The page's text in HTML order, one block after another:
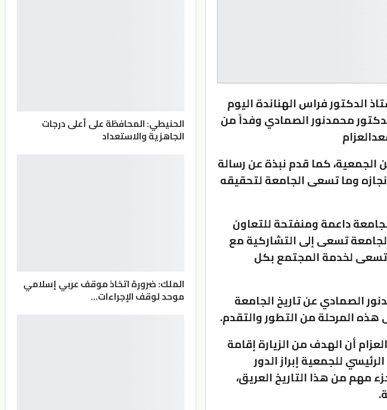
الدكتور فراس الهناندة اليوم
محمدنور الصمادي وفداً من
الجمعية، كما قدم نبذة عن رسالة
وما تسعى الجامعة لتحقيقه
داعمة ومنفتحة للتعاون
تسعى إلى التشاركية مع
تسعى لخدمة المجتمع بكل
الصمادي عن تاريخ الجامعة
المرحلة من التطور والتقدم.
أن الهدف من الزيارة إقامة
للجمعية إبراز الدور
مهم من هذا التاريخ العريق،
الحنيطي: المحافظة على أعلى درجات
الجاهزية والاستعداد
الملك: ضرورة اتخاذ موقف عربي إسلامي
موحد لوقف الإجراءات…